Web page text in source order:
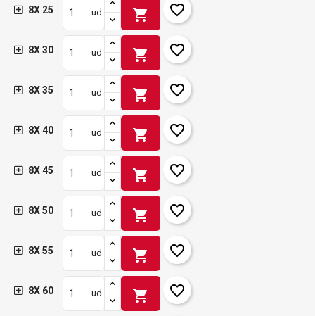
8X 25 ud shopping_cart favorite_border
8X 30 ud shopping_cart favorite_border
8X 35 ud shopping_cart favorite_border
8X 40 ud shopping_cart favorite_border
8X 45 ud shopping_cart favorite_border
8X 50 ud shopping_cart favorite_border
8X 55 ud shopping_cart favorite_border
8X 60 ud shopping_cart favorite_border